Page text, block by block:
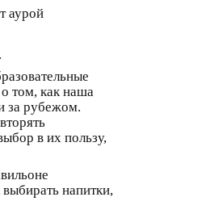
аурой
том, как наша
за рубежом.
в их пользу,
напитки,